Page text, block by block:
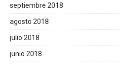
septiembre 2018
agosto 2018
julio 2018
junio 2018